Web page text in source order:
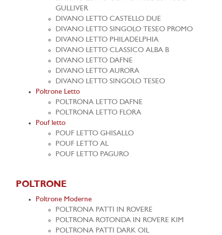
GULLIVER
DIVANO LETTO CASTELLO DUE
DIVANO LETTO SINGOLO TESEO PROMO
DIVANO LETTO PHILADELPHIA
DIVANO LETTO CLASSICO ALBA B
DIVANO LETTO DAFNE
DIVANO LETTO AURORA
DIVANO LETTO SINGOLO TESEO
Poltrone Letto
POLTRONA LETTO DAFNE
POLTRONA LETTO FLORA
Pouf letto
POUF LETTO GHISALLO
POUF LETTO AL
POUF LETTO PAGURO
POLTRONE
Poltrone Moderne
POLTRONA PATTI IN ROVERE
POLTRONA ROTONDA IN ROVERE KIM
POLTRONA PATTI DARK OIL